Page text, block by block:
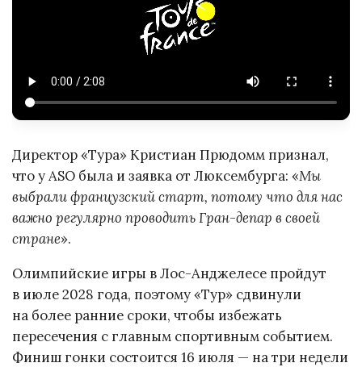
Директор «Тура» Кристиан Прюдомм признал,
что у ASO была и заявка от Люксембурга: «Мы
выбрали французский старт, потому что для нас
важно регулярно проводить Гран-депар в своей
стране».
Олимпийские игры в Лос-Анджелесе пройдут
в июле 2028 года, поэтому «Тур» сдвинули
на более ранние сроки, чтобы избежать
пересечения с главным спортивным событием.
Финиш гонки состоится 16 июля — на три недели